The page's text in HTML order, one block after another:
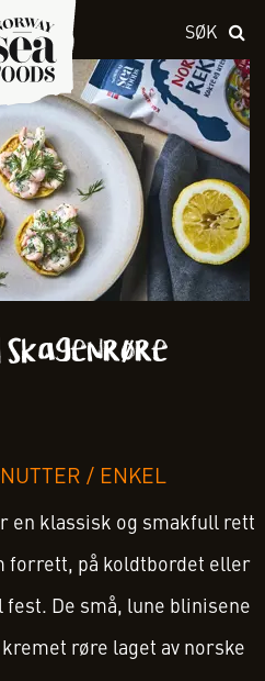
SØK
skagenrøre
/ ENKEL
en klassisk og smakfull rett
forrett, på koldtbordet eller
De små, lune blinisene
røre laget av norske